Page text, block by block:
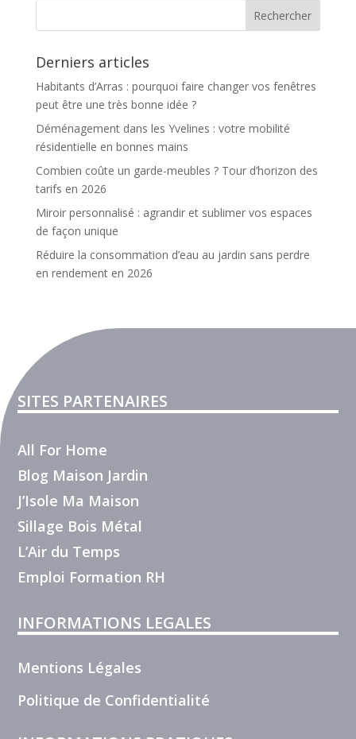
Derniers articles
Habitants d’Arras : pourquoi faire changer vos fenêtres
peut être une très bonne idée ?
Déménagement dans les Yvelines : votre mobilité
résidentielle en bonnes mains
Combien coûte un garde-meubles ? Tour d’horizon des
tarifs en 2026
Miroir personnalisé : agrandir et sublimer vos espaces
de façon unique
Réduire la consommation d’eau au jardin sans perdre
en rendement en 2026
SITES PARTENAIRES
All For Home
Blog Maison Jardin
J’Isole Ma Maison
Sillage Bois Métal
L’Air du Temps
Emploi Formation RH
INFORMATIONS LEGALES
Mentions Légales
Politique de Confidentialité